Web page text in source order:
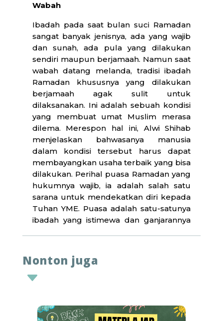
Wabah
Ibadah pada saat bulan suci Ramadan
sangat banyak jenisnya, ada yang wajib
dan sunah, ada pula yang dilakukan
sendiri maupun berjamaah. Namun saat
wabah datang melanda, tradisi ibadah
Ramadan khususnya yang dilakukan
berjamaah agak sulit untuk
dilaksanakan. Ini adalah sebuah kondisi
yang membuat umat Muslim merasa
dilema. Merespon hal ini, Alwi Shihab
menjelaskan bahwasanya manusia
dalam kondisi tersebut harus dapat
membayangkan usaha terbaik yang bisa
dilakukan. Perihal puasa Ramadan yang
hukumnya wajib, ia adalah salah satu
sarana untuk mendekatkan diri kepada
Tuhan YME. Puasa adalah satu-satunya
ibadah yang istimewa dan ganjarannya
Puasa bukan saja milik umat Islam,
namun semua agama. Nabi Musa as.,
ialah puasa merupakan cara manusia
Nonton juga
C